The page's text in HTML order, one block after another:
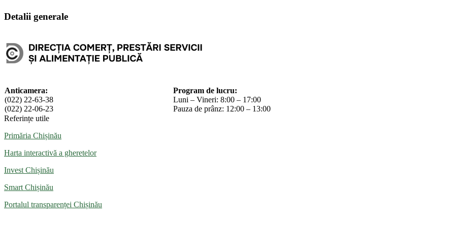
Partajează
Detalii generale
Anticamera:
(022) 22-63-38
(022) 22-06-23
Program de lucru:
Luni – Vineri: 8:00 – 17:00
Pauza de prânz: 12:00 – 13:00
Referințe utile
Primăria Chișinău
Harta interactivă a gheretelor
Invest Chișinău
Smart Chișinău
Portalul transparenței Chișinău